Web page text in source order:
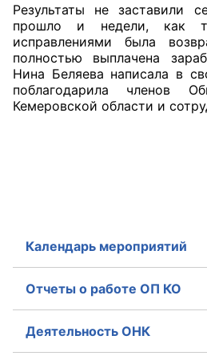
Аппарат ОП КО
УСТАВ ГКУ “АППАРАТ ОП
Доходы руководителя за
Результаты не заставили
прошло и недели, как
исправлениями была
полностью выплачена
Нина Беляева написала в
поблагодарила членов
Кемеровской области и
Календарь мероприятий
Отчеты о работе ОП КО
Деятельность ОНК